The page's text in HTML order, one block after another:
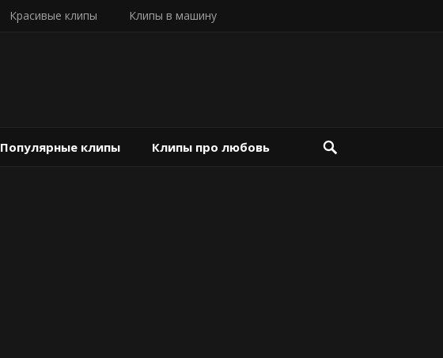
Красивые клипы Клипы в машину
Популярные клипы Клипы про любовь